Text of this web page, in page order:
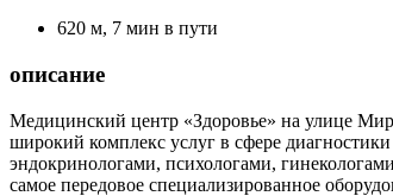
620 м, 7 мин в пути
описание
Медицинский центр «Здоровье» на улице
широкий комплекс услуг в сфере
эндокринологами, психологами,
самое передовое специализированное